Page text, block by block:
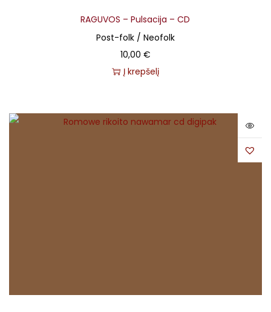
RAGUVOS – Pulsacija – CD
Post-folk / Neofolk
10,00 €
Į krepšelį